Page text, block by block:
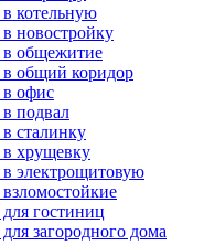
котельную
новостройку
в общежитие
общий коридор
офис
подвал
сталинку
хрущевку
электрощитовую
гостиниц
загородного дома